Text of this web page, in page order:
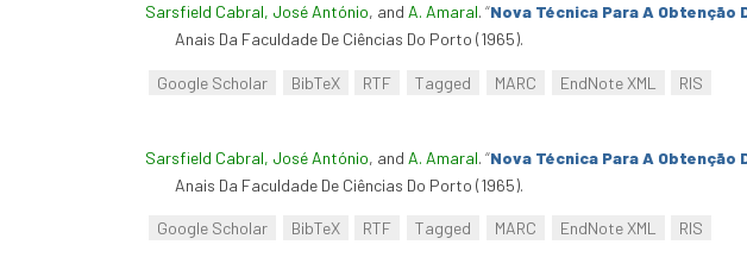
Sarsfield Cabral, José António, and A. Amaral. “Nova Técnica Para A
Anais Da Faculdade De Ciências Do Porto (1965).
Google Scholar BibTeX RTF Tagged MARC EndNote XML RIS
Sarsfield Cabral, José António, and A. Amaral. “Nova Técnica Para A
Anais Da Faculdade De Ciências Do Porto (1965).
Google Scholar BibTeX RTF Tagged MARC EndNote XML RIS